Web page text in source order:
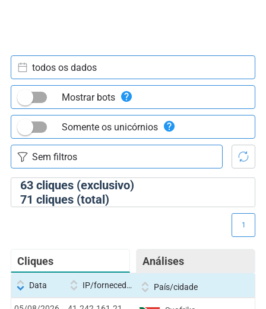
63cliques (exclusivo)
71 cliques (total)
todos os dados
Mostrar bots
Somente os unicórnios
Cliques Análises
1
Data IP/fornecedor País/cidade